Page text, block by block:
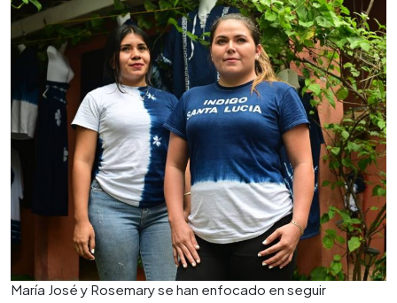
María José y Rosemary se han enfocado en seguir